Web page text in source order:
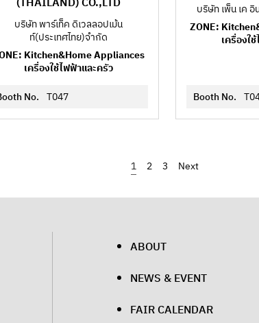
บริษัท พาร์เท็ค ดิเวลลอปเม้น
ท์(ประเทศไทย)จำกัด
Kitchen&Home Appliances
เครื่องใช้ไฟฟ้าและครัว
No. T047
บริษัท เพ็น เค
ZONE:
เครื่องใ
Booth No.
1 2 3
ABOUT
NEWS & EVENT
FAIR CALENDAR